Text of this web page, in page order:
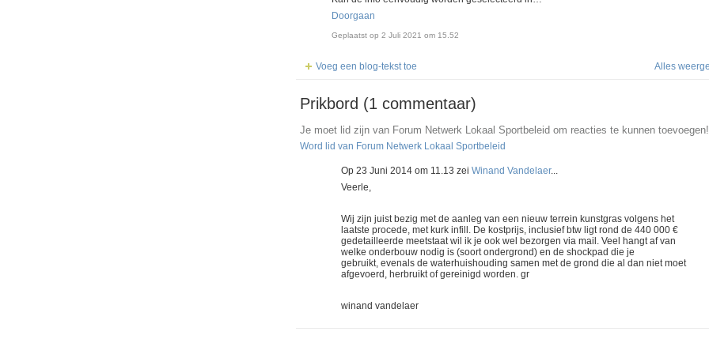
Doorgaan
Geplaatst op 2 Juli 2021 om 15.52
Voeg een blog-tekst toe Alles
Prikbord (1 commentaar)
Je moet lid zijn van Forum Netwerk Lokaal Sportbeleid om reacties te kunnen toevoegen!
Word lid van Forum Netwerk Lokaal Sportbeleid
Op 23 Juni 2014 om 11.13 zei Winand Vandelaer...
Veerle,
Wij zijn juist bezig met de aanleg van een nieuw terrein kunstgras volgens het
laatste procede, met kurk infill. De kostprijs, inclusief btw ligt rond de 440 000 €
gedetailleerde meetstaat wil ik je ook wel bezorgen via mail. Veel hangt af van
welke onderbouw nodig is (soort ondergrond) en de shockpad die je
gebruikt, evenals de waterhuishouding samen met de grond die al dan niet moet
afgevoerd, herbruikt of gereinigd worden. gr
winand vandelaer